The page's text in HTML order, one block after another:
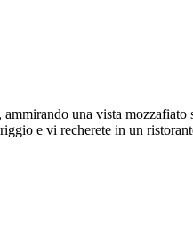
una vista mozzafiato
e vi recherete in un